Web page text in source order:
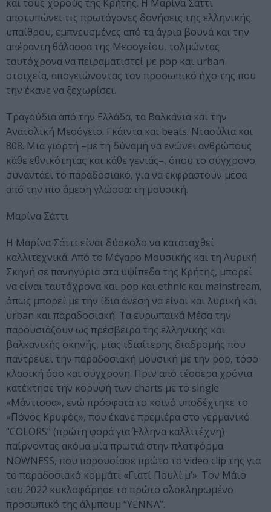
και τους χορούς της Κρήτης. Η Μαρίνα Σάττι
αποτυπώνει τις πρωτόγονες δονήσεις της ελληνικής
υπαίθρου, εμπνευσμένες από τα άγρια βουνά και την
απέραντη θάλασσα της Μεσογείου, τολμώντας
ταυτόχρονα να πειραματιστεί με pop και urban
στοιχεία, απογειώνοντας τον προσωπικό ήχο της που
την έκανε να ξεχωρίσει.
Τραγούδια από την Ελλάδα, τα Βαλκάνια και την
Ανατολική Μεσόγειο. Γκάιντα και beats. Νταούλια και
808. Μια γιορτή –με τη δύναμη να ενώνει ανθρώπους
κάθε εθνικότητας και κάθε γενιάς–, όπου το σύγχρονο
συναντάει το παραδοσιακό, για να εκφραστούν μέσα
από την πιο άμεση γλώσσα: τη μουσική.
Μαρίνα Σάττι
Η Μαρίνα Σάττι είναι δύσκολο να καταταχθεί
καλλιτεχνικά. Από τo Mέγαρο Μουσικής και τη Λυρική
Σκηνή σε πανηγύρια στα υψίπεδα της Κρήτης, μπορεί
να είναι ταυτόχρονα και pop και ethnic και mainstream,
όπως μπορεί με την ίδια άνεση να είναι και λυρική και
urban και παραδοσιακή. Tα ευρωπαϊκά Μέσα την
παρουσιάζουν ως πρέσβειρα της ελληνικής και
βαλκανικής σκηνής, μιας ιδιαίτερης διαδρομής που
παντρεύει την παραδοσιακή μουσική με την pop, τόσο
κλασική όσο και σύγχρονη. Πριν από τέσσερα χρόνια
κατέκτησε την κορυφή των charts με το single
«Μάντισσα», ενώ πρόσφατα το κοινό υποδέχτηκε το
«Πόνος Κρυφός», που έκανε πρεμιέρα στο γερμανικό
“COLORS” (πρώτη φορά για Έλληνα καλλιτέχνη)
παίρνοντας ακόμα μία πρωτιά στην πλατφόρμα
NOWNESS, που παρουσίασε πρώτο το video clip της για
το παραδοσιακό κομμάτι «Γιατί Πουλί μ’». Τον Μάιο
του 2022 κυκλοφόρησε το πρώτο ολοκληρωμένο
προσωπικό της άλμπουμ “YENNA”.